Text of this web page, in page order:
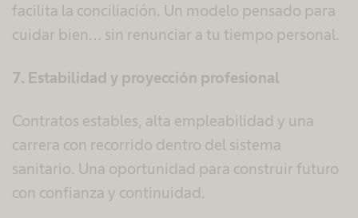
facilita la conciliación. Un modelo pensado para
cuidar bien… sin renunciar a tu tiempo personal.
7. Estabilidad y proyección profesional
Contratos estables, alta empleabilidad y una
carrera con recorrido dentro del sistema
sanitario. Una oportunidad para construir futuro
con confianza y continuidad.